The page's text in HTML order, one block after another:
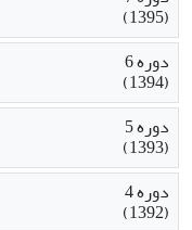
(1395)
دوره 6
(1394)
دوره 5
(1393)
دوره 4
(1392)